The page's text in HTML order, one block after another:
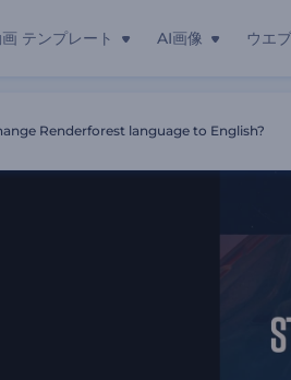
テンプレート AI画像 ウエ
Renderforest language to English?